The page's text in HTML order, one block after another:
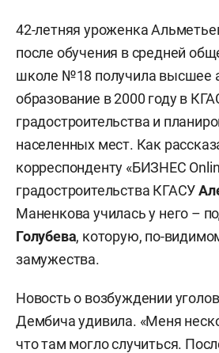
42-летняя уроженка
после обучения в средней
школе №18 получила высшее
образование в 2000 году в
градостроительства и
населенных мест. Как
корреспонденту «БИЗНЕС
градостроительства КГАСУ
Маненкова училась у него –
Голубева, которую, по-
замужества.
Новость о возбуждении
Дембича удивила. «Меня
что там могло случиться.